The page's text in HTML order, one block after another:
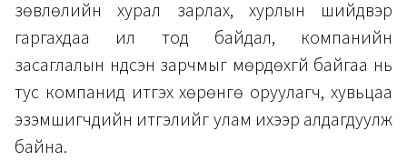
зөвлөлийн хурал зарлах, хурлын шийдвэр
гаргахдаа ил тод байдал, компанийн
засаглалын үндсэн зарчмыг мөрдөхгүй байгаа нь
тус компанид итгэх хөрөнгө оруулагч, хувьцаа
эзэмшигчдийн итгэлийг улам ихээр алдагдуулж
байна.